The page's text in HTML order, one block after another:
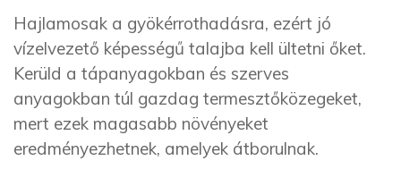
Hajlamosak a gyökérrothadásra, ezért jó
vízelvezető képességű talajba kell ültetni őket.
Kerüld a tápanyagokban és szerves
anyagokban túl gazdag termesztőközegeket,
mert ezek magasabb növényeket
eredményezhetnek, amelyek átborulnak.